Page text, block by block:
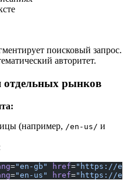
поисковый запрос.
авторитет.
отдельных рынков
(например, /en-us/ и
="en-gb" href="https://
="en-us" href="https://